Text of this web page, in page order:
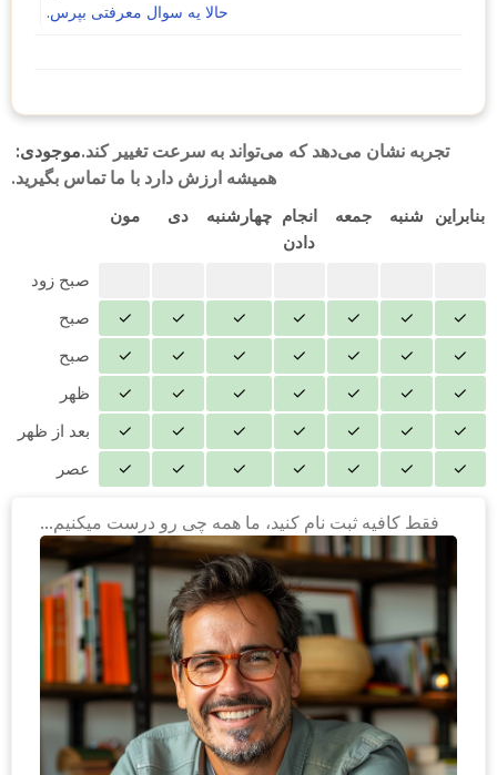
حالا یه سوال معرفتی بپرس.
موجودی:تجربه نشان می‌دهد که می‌تواند به سرعت تغییر کند.
همیشه ارزش دارد با ما تماس بگیرید.
مون دی چهارشنبه انجام
دادن
جمعه شنبه بنابراین
صبح زود
صبح
✓ ✓ ✓ ✓ ✓ ✓
✓
صبح
✓ ✓ ✓ ✓ ✓ ✓
✓
ظهر
✓ ✓ ✓ ✓ ✓ ✓
✓
بعد از ظهر
✓ ✓ ✓ ✓ ✓ ✓
✓
عصر
✓ ✓ ✓ ✓ ✓ ✓ ✓
فقط کافیه ثبت نام کنید، ما همه چی رو درست میکنیم...